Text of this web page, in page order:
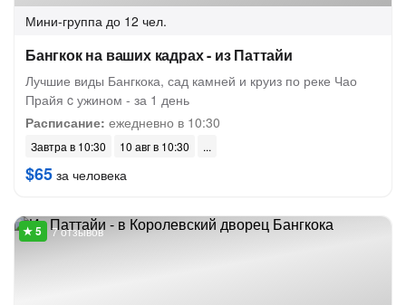
Мини-группа до 12 чел.
Бангкок на ваших кадрах - из Паттайи
Лучшие виды Бангкока, сад камней и круиз по реке Чао
Прайя c ужином - за 1 день
Расписание: ежедневно в 10:30
Завтра в 10:30 10 авг в 10:30
$65 за человека
7 отзывов